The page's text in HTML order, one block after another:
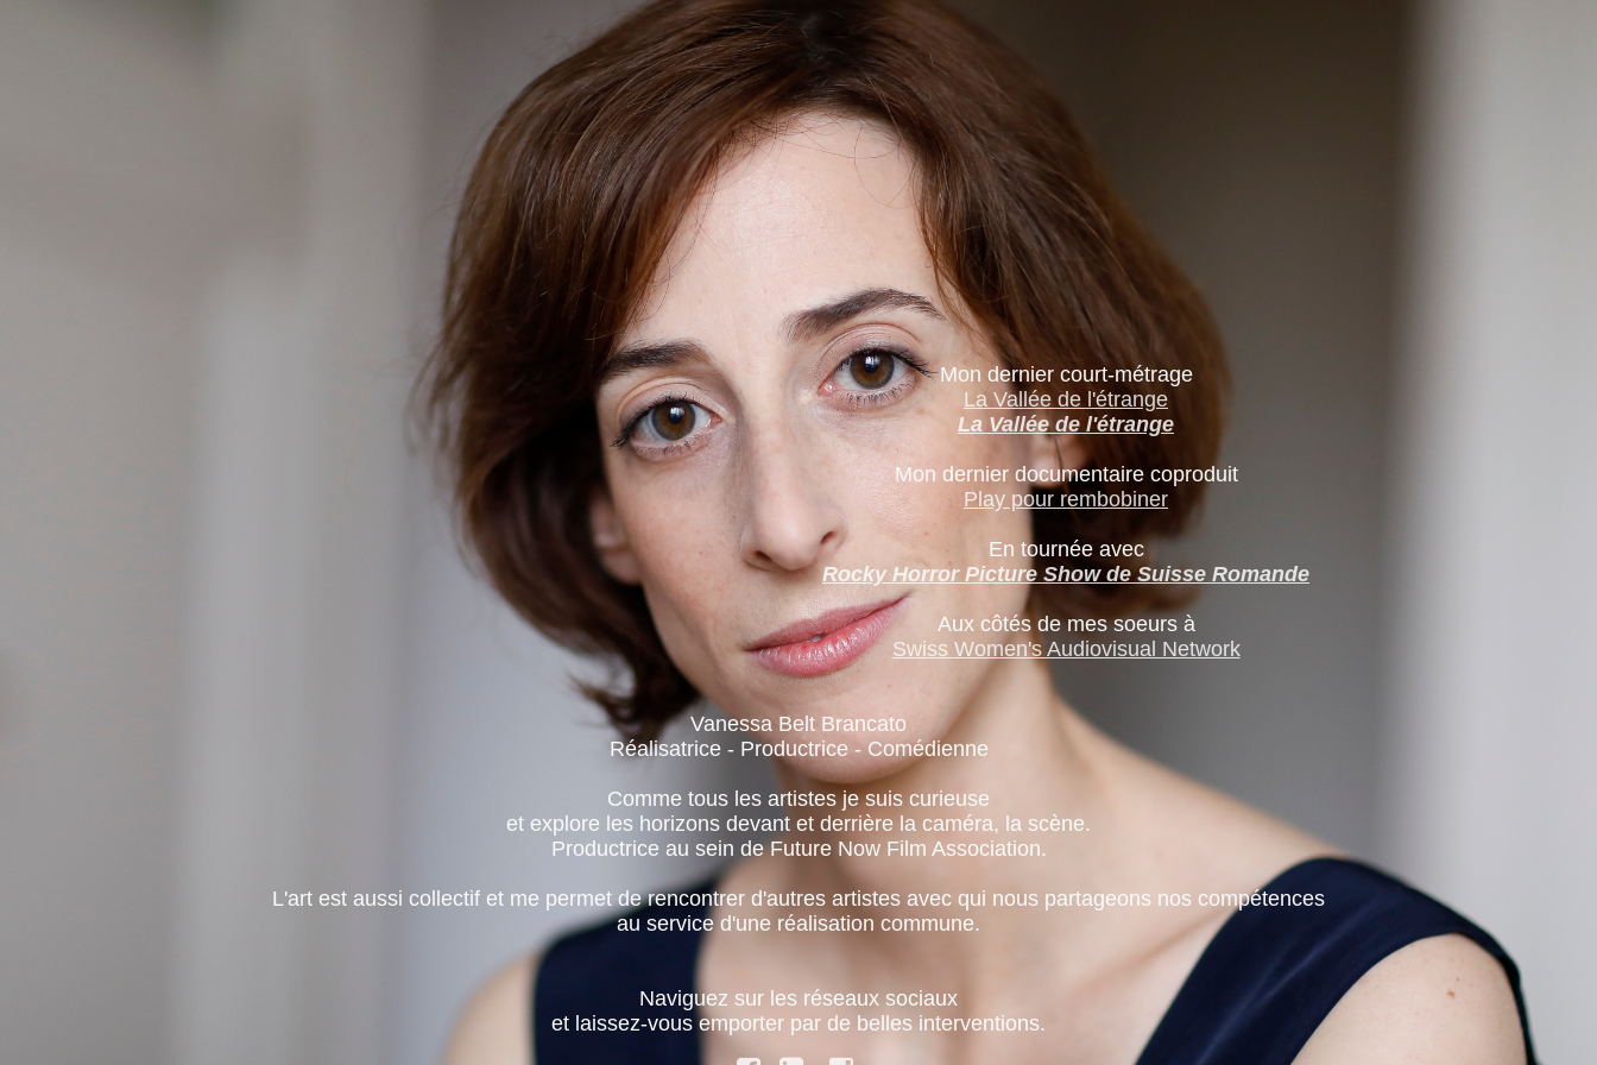
Mon dernier court-métrage
La Vallée de l'étrange
La Vallée de l'étrange
Mon dernier documentaire coproduit
Play pour rembobiner
En tournée avec
Rocky Horror Picture Show de Suisse Romande
Aux côtés de mes soeurs à
Swiss Women's Audiovisual Network
Vanessa Belt Brancato
Réalisatrice - Productrice - Comédienne
Comme tous les artistes je suis curieuse
et explore les horizons devant et derrière la caméra, la scène.
Productrice au sein de Future Now Film Association.
L'art est aussi collectif et me permet de rencontrer d'autres artistes avec qui nous partageons nos compétences
au service d'une réalisation commune.
Naviguez sur les réseaux sociaux
et laissez-vous emporter par de belles interventions.